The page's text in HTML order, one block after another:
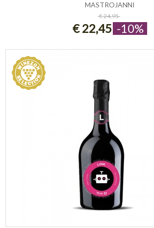
ESAURITO
MASTROJANNI
€ 24,95
€ 22,45 -10%